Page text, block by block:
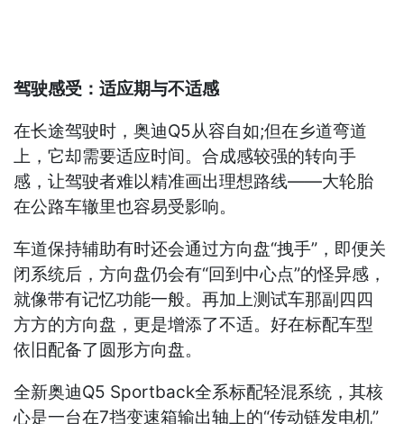
驾驶感受：适应期与不适感
在长途驾驶时，奥迪Q5从容自如;但在乡道弯道
上，它却需要适应时间。合成感较强的转向手
感，让驾驶者难以精准画出理想路线——大轮胎
在公路车辙里也容易受影响。
车道保持辅助有时还会通过方向盘“拽手”，即便关
闭系统后，方向盘仍会有“回到中心点”的怪异感，
就像带有记忆功能一般。再加上测试车那副四四
方方的方向盘，更是增添了不适。好在标配车型
依旧配备了圆形方向盘。
全新奥迪Q5 Sportback全系标配轻混系统，其核
心是一台在7挡变速箱输出轴上的“传动链发电机”